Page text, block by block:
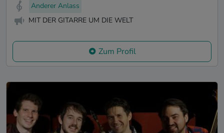
Anderer Anlass
MIT DER GITARRE UM DIE WELT
Zum Profil